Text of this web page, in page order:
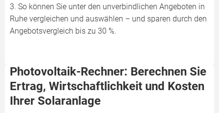
3. So können Sie unter den unverbindlichen Angeboten in
Ruhe vergleichen und auswählen – und sparen durch den
Angebotsvergleich bis zu 30 %.
Photovoltaik-Rechner: Berechnen Sie
Ertrag, Wirtschaftlichkeit und Kosten
Ihrer Solaranlage